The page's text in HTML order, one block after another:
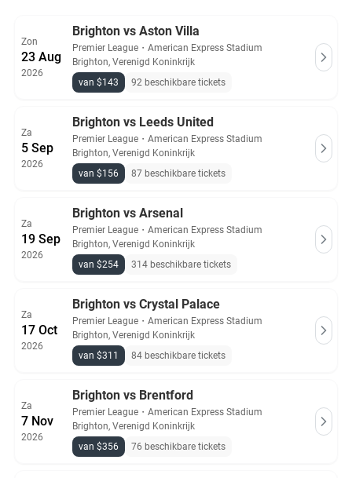
Zon
23 Aug
2026
Brighton vs Aston Villa
Premier League ・ American Express Stadium
Brighton, Verenigd Koninkrijk
van $143
92 beschikbare tickets
Za
5 Sep
2026
Brighton vs Leeds United
Premier League ・ American Express Stadium
Brighton, Verenigd Koninkrijk
van $156
87 beschikbare tickets
Za
19 Sep
2026
Brighton vs Arsenal
Premier League ・ American Express Stadium
Brighton, Verenigd Koninkrijk
van $254
314 beschikbare tickets
Za
17 Oct
2026
Brighton vs Crystal Palace
Premier League ・ American Express Stadium
Brighton, Verenigd Koninkrijk
van $311
84 beschikbare tickets
Za
7 Nov
2026
Brighton vs Brentford
Premier League ・ American Express Stadium
Brighton, Verenigd Koninkrijk
van $356
76 beschikbare tickets